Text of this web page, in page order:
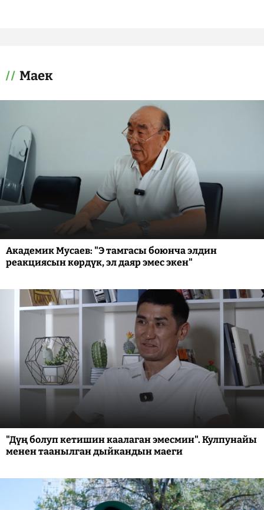
Маек
Академик Мусаев: "Э тамгасы боюнча элдин
реакциясын көрдүк, эл даяр эмес экен"
"Дүң болуп кетишин каалаган эмесмин". Кулпунайы
менен таанылган дыйкандын маеги